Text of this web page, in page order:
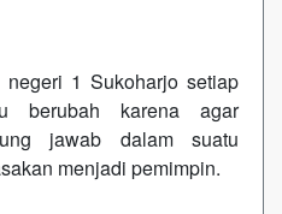
1 Sukoharjo setiap
berubah karena agar
jawab dalam suatu
menjadi pemimpin.